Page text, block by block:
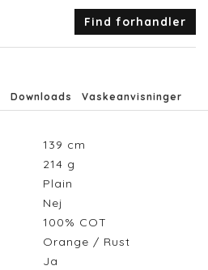
Find forhandler
Downloads Vaskeanvisninger
139 cm
214 g
Plain
Nej
100% COT
Orange / Rust
Ja